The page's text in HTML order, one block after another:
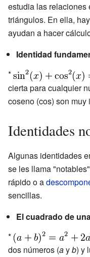
estudia las relaciones
triángulos. En ella,
ayudan a hacer
Identidad
*
cierta para cualquier
coseno (cos) son muy
Identidades
Algunas identidades
se les llama
rápido o a
sencillas.
El cuadrado de
*
dos números (ayb) y